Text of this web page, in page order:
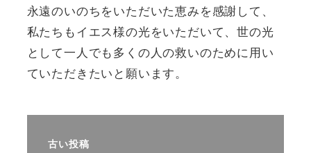
永遠のいのちをいただいた恵みを感謝して、
私たちもイエス様の光をいただいて、世の光
として一人でも多くの人の救いのために用い
ていただきたいと願います。
古い投稿